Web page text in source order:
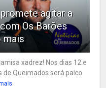
agitar a
Os Barões
mais
xadrez! Nos dias 12 e
de Queimados será palco